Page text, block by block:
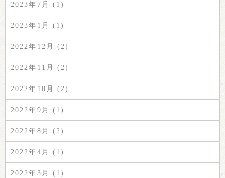
2023年7月 (1)
2023年1月 (1)
2022年12月 (2)
2022年11月 (2)
2022年10月 (2)
2022年9月 (1)
2022年8月 (2)
2022年4月 (1)
2022年3月 (1)